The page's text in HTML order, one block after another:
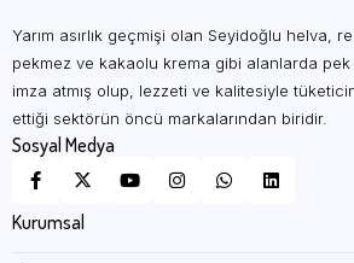
Evet. 100'lü paket seçenekleri bireysel
uygundur; otel, tatil köyü, okul kantini ve
bu paketleri doğrudan sitemizden sipariş
da büyük hacimli siparişler için müşteri
iletişime geçmenizi öneririz.
Piknik helva ve bal arasında hangisi
Yarım asırlık geçmişi olan Seyidoğlu helva,
pekmez ve kakaolu krema gibi alanlarda
imza atmış olup, lezzeti ve kalitesiyle
ettiği sektörün öncü markalarından biridir.
Sosyal Medya
Kurumsal